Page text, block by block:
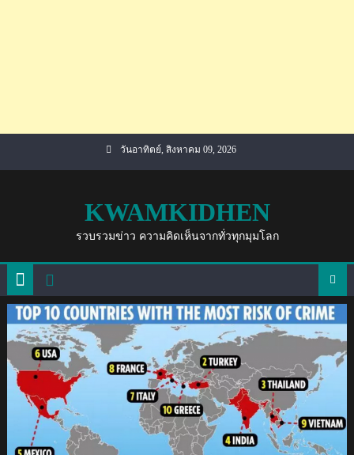
วันอาทิตย์, สิงหาคม 09, 2026
KWAMKIDHEN
รวบรวมข่าว ความคิดเห็นจากทั่วทุกมุมโลก